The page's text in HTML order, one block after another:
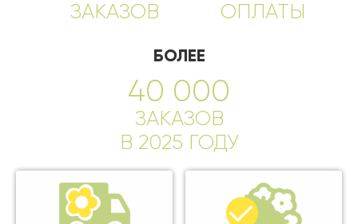
ЗАКАЗОВ
ОПЛАТЫ
БОЛЕЕ
40 000
ЗАКАЗОВ
В 2025 ГОДУ